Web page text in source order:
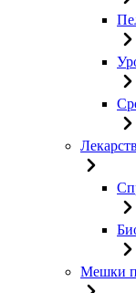
Мешки